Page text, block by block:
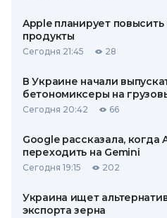
Apple планирует
продукты
Сегодня 21:45 28
В Украине начали
бетономиксеры на
Сегодня 20:42 66
Google рассказала, когда
переходить на Gemini
Сегодня 19:15 202
Украина ищет
экспорта зерна